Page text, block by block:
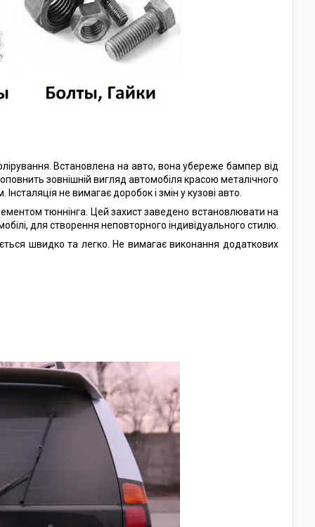
Встановлена на авто, вона убереже бампер від
зовнішній вигляд автомобіля красою металічного
не вимагає доробок і змін у кузові авто.
тюннінга. Цей захист заведено встановлювати на
для створення неповторного індивідуального стилю.
швидко та легко. Не вимагає виконання додаткових